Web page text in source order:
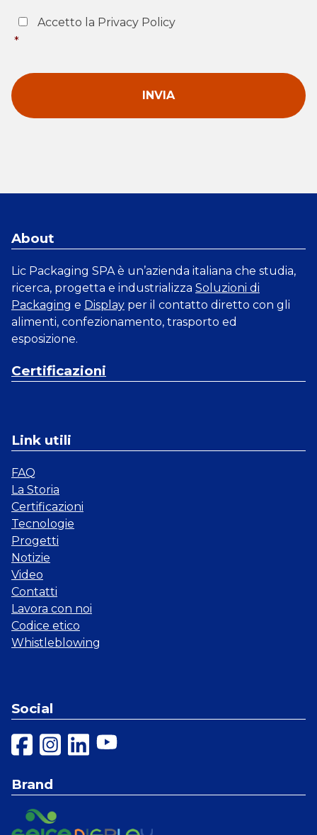
Consent
Accetto la Privacy Policy
*
About
Lic Packaging SPA è un’azienda italiana che studia,
ricerca, progetta e industrializza Soluzioni di
Packaging e Display per il contatto diretto con gli
alimenti, confezionamento, trasporto ed
esposizione.
Certificazioni
Link utili
FAQ
La Storia
Certificazioni
Tecnologie
Progetti
Notizie
Video
Contatti
Lavora con noi
Codice etico
Whistleblowing
Social
Brand